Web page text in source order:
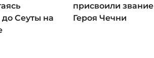
до Сеуты на
присвоили звание
Героя Чечни